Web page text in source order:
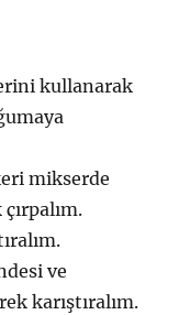
kullanarak
mikserde
ve
karıştıralım.